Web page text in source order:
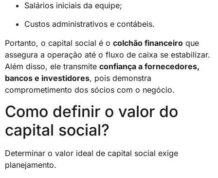
Salários iniciais da equipe;
Custos administrativos e contábeis.
Portanto, o capital social é o colchão financeiro que
assegura a operação até o fluxo de caixa se estabilizar.
Além disso, ele transmite confiança a fornecedores,
bancos e investidores, pois demonstra
comprometimento dos sócios com o negócio.
Como definir o valor do
capital social?
Determinar o valor ideal de capital social exige
planejamento.